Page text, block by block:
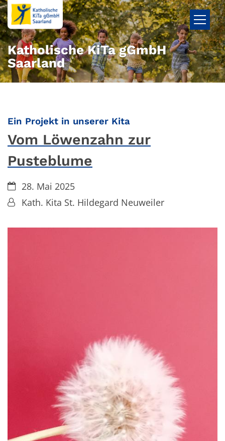
Zum Inhalt springen
Katholische KiTa gGmbH
Saarland
Ein Projekt in unserer Kita:
Vom Löwenzahn zur
Pusteblume
Datum:28. Mai 2025
Von:Kath. Kita St. Hildegard Neuweiler